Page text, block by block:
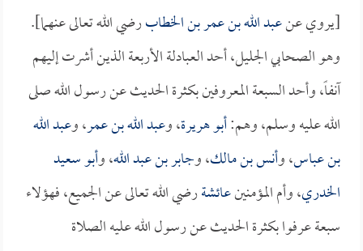
[يروي عنعبد الله بن عمر بن الخطابرضي الله تعالى عنهما].
وهو الصحابي الجليل، أحد العبادلة الأربعة الذين أشرت إليهم
آنفاً، وأحد السبعة المعروفين بكثرة الحديث عن رسول الله صلى
الله عليه وسلم، وهم:أبو هريرة، وعبد الله بن عمر، وعبد الله
بن عباس، وأنس بن مالك، وجابر بن عبد الله، وأبو سعيد
الخدري، وأم المؤمنينعائشةرضي الله تعالى عن الجميع، فهؤلاء
سبعة عرفوا بكثرة الحديث عن رسول الله عليه الصلاة